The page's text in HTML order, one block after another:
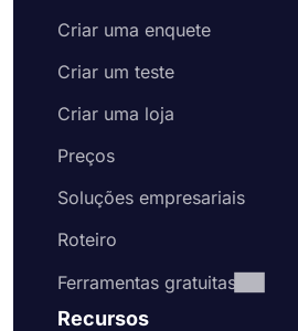
Criar uma enquete
Criar um teste
Criar uma loja
Preços
Soluções empresariais
Roteiro
Ferramentas gratuitas
Recursos